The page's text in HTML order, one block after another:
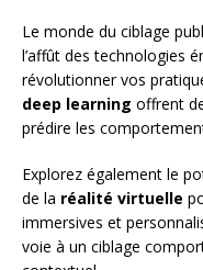
Le monde du ciblage
l’affût des technologies
révolutionner vos
deep learning offrent
prédire les
Explorez également le
de la réalité virtuelle
immersives et
voie à un ciblage